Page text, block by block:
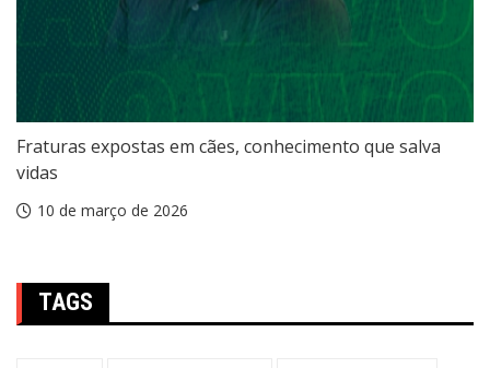
Fraturas expostas em cães, conhecimento que salva
vidas
10 de março de 2026
TAGS